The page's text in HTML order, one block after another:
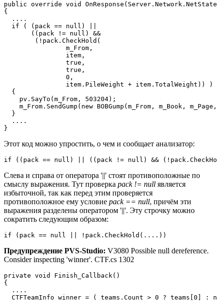
public override void
{
  ....
  if ( (pack == null) ||
       ((pack != null) &&
        (!pack.CheckHold(
                m_From,
                item,
                true,
                true,
                0,
item.PileWeight + item.TotalWeight)) )
  {
    pv.SayTo(m_From, 503204);
m_From.SendGump(new BOBGump(m_From, m_Book,
  }
  ....
}
Этот код можно упростить, о чем и сообщает анализатор:
if ((pack == null) || ((pack != null) &&
Слева и справа от оператора '||' стоят противоположные по
смыслу выражения. Тут проверка pack != null является
избыточной, так как перед этим проверяется
противоположное ему условие pack == null, причём эти
выражения разделены оператором '||'. Эту строчку можно
сократить следующим образом:
if (pack == null || !pack.CheckHold(....))
Предупреждение PVS-Studio: V3080 Possible null dereference.
Consider inspecting 'winner'. CTF.cs 1302
private void Finish_Callback()
{
  ....
CTFTeamInfo winner = ( teams.Count > 0 ? teams[0] :